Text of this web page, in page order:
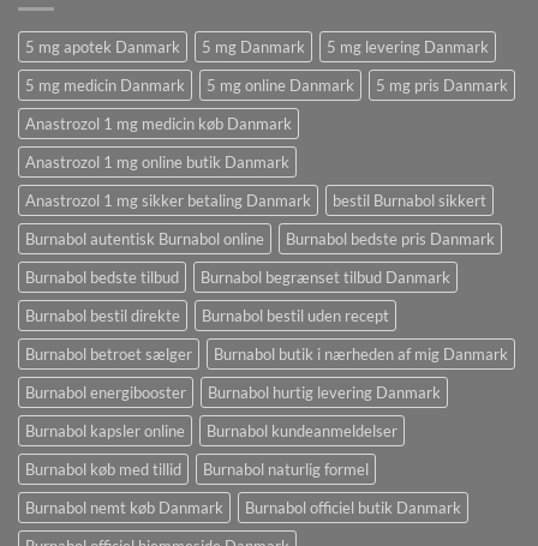
5 mg apotek Danmark 5 mg Danmark
5 mg levering Danmark
5 mg medicin Danmark
5 mg online Danmark
5 mg pris Danmark
Anastrozol 1 mg medicin køb Danmark
Anastrozol 1 mg online butik Danmark
Anastrozol 1 mg sikker betaling Danmark
bestil Burnabol sikkert
Burnabol autentisk Burnabol online
Burnabol bedste pris Danmark
Burnabol bedste tilbud
Burnabol begrænset tilbud Danmark
Burnabol bestil direkte
Burnabol bestil uden recept
Burnabol betroet sælger
Burnabol butik i nærheden af ​​mig Danmark
Burnabol energibooster
Burnabol hurtig levering Danmark
Burnabol kapsler online
Burnabol kundeanmeldelser
Burnabol køb med tillid
Burnabol naturlig formel
Burnabol nemt køb Danmark
Burnabol officiel butik Danmark